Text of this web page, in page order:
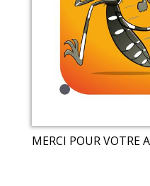
MERCI POUR VOTRE